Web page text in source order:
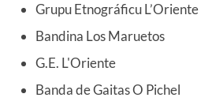
Grupu Etnográficu L’Oriente
Bandina Los Maruetos
G.E. L'Oriente
Banda de Gaitas O Pichel